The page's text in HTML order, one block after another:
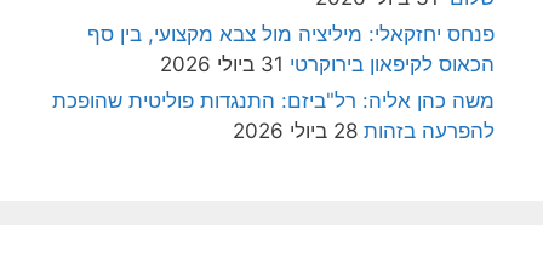
פנחס יחזקאלי: מיליציה מול צבא מקצועי, בין סף
הכאוס לקיפאון בירוקרטי 31 ביולי 2026
משה כהן אליה: רל"ביזם: התנגדות פוליטית שהופכת
להפרעה בזהות 28 ביולי 2026